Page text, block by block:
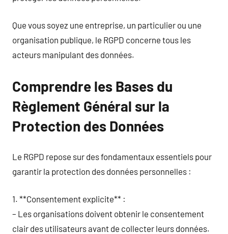
Que vous soyez une entreprise, un particulier ou une
organisation publique, le RGPD concerne tous les
acteurs manipulant des données.
Comprendre les Bases du
Règlement Général sur la
Protection des Données
Le RGPD repose sur des fondamentaux essentiels pour
garantir la protection des données personnelles :
1. **Consentement explicite** :
– Les organisations doivent obtenir le consentement
clair des utilisateurs avant de collecter leurs données.